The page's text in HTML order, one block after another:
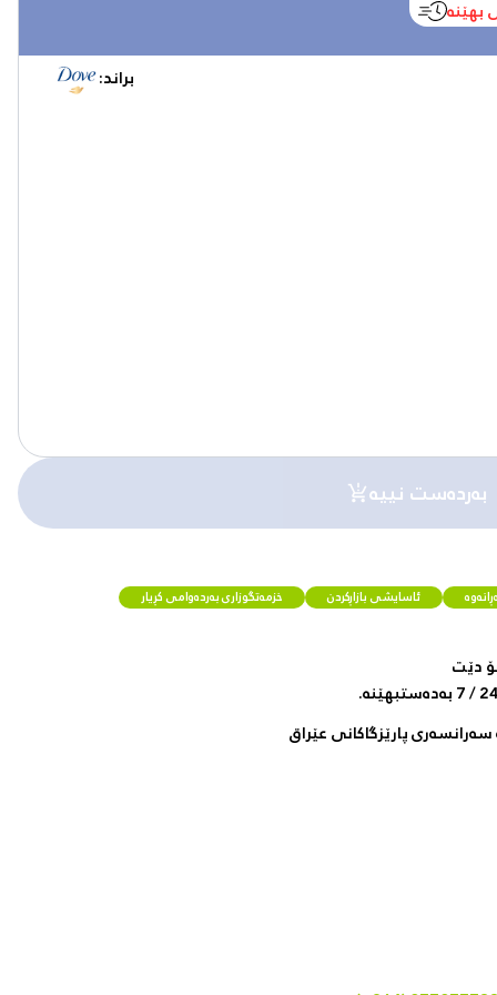
بهێنە
براند:
بەردەست نییە
ئاسایشی بازاڕکردن خزمەتگوزاری بەردەوامی کڕیار
دێت
پارێزگاکانی عێراق